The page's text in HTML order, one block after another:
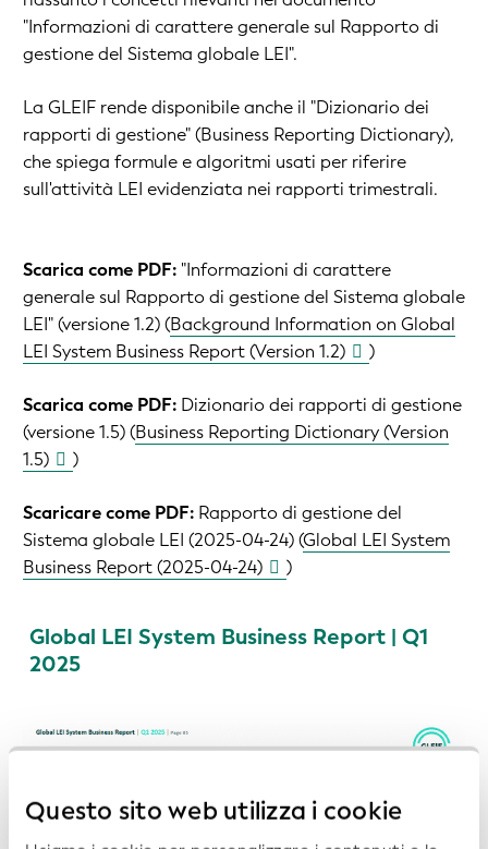
Questo sito web utilizza i cookie
"Informazioni di carattere generale sul Rapporto di
gestione del Sistema globale LEI".
La GLEIF rende disponibile anche il "Dizionario dei
rapporti di gestione" (Business Reporting Dictionary),
che spiega formule e algoritmi usati per riferire
sull'attività LEI evidenziata nei rapporti trimestrali.
Scarica come PDF: "Informazioni di carattere
generale sul Rapporto di gestione del Sistema globale
LEI" (versione 1.2) (Background Information on Global
LEI System Business Report (Version 1.2)
)
Scarica come PDF: Dizionario dei rapporti di gestione
(versione 1.5) (Business Reporting Dictionary (Version
1.5)
)
Scaricare come PDF: Rapporto di gestione del
Sistema globale LEI (2025-04-24) (Global LEI System
Business Report (2025-04-24)
)
Global LEI System Business Report | Q1
2025